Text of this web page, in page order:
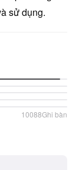
sử dụng.
10088Ghi bàn